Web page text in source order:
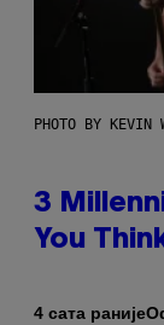
PHOTO BY KEVIN
3
You
4 сата раније